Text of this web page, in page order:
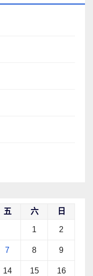
五 六 日
1 2
7 8 9
14 15 16